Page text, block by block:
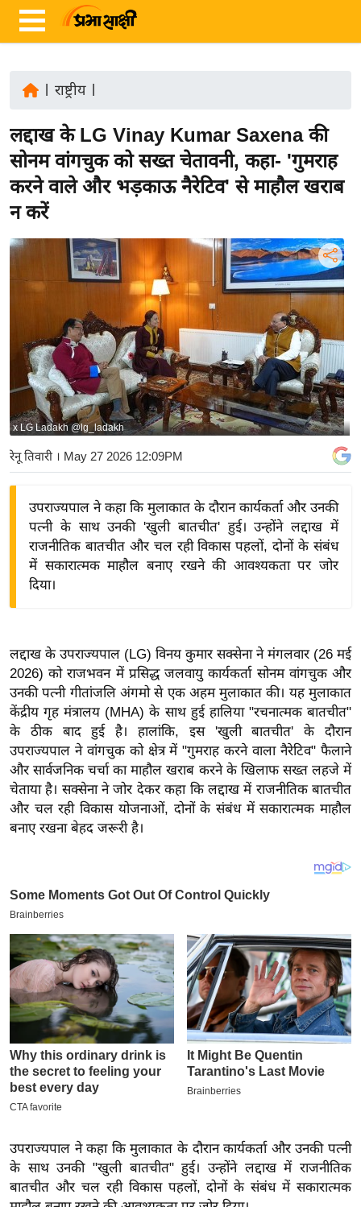
ज़ा
ख
र
ष्ट्री
र्रा
ष्ट्री
ज़
ने
स
द्यो
ष
ज्ञ
रा
य
ब
ज
ट
खे
I
P
L
2
0
6
क्रा
इ
ई
-
पे
राष्ट्रीय|
लद्दाख के LG Vinay Kumar Saxena की
सोनम वांगचुक को सख्त चेतावनी, कहा- 'गुमराह
करने वाले और भड़काऊ नैरेटिव' से माहौल खराब
न करें
x LG Ladakh @lg_ladakh
रेनू तिवारी । May 27 2026 12:09PM
उपराज्यपाल ने कहा कि मुलाकात के दौरान कार्यकर्ता और उनकी
पत्नी के साथ उनकी 'खुली बातचीत' हुई। उन्होंने लद्दाख में
राजनीतिक बातचीत और चल रही विकास पहलों, दोनों के संबंध
में सकारात्मक माहौल बनाए रखने की आवश्यकता पर जोर
दिया।
लद्दाख के उपराज्यपाल (LG) विनय कुमार सक्सेना ने मंगलवार (26 मई
2026) को राजभवन में प्रसिद्ध जलवायु कार्यकर्ता सोनम वांगचुक और
उनकी पत्नी गीतांजलि अंगमो से एक अहम मुलाकात की। यह मुलाकात
केंद्रीय गृह मंत्रालय (MHA) के साथ हुई हालिया "रचनात्मक बातचीत"
के ठीक बाद हुई है। हालांकि, इस 'खुली बातचीत' के दौरान
उपराज्यपाल ने वांगचुक को क्षेत्र में "गुमराह करने वाला नैरेटिव" फैलाने
और सार्वजनिक चर्चा का माहौल खराब करने के खिलाफ सख्त लहजे में
चेताया है। सक्सेना ने जोर देकर कहा कि लद्दाख में राजनीतिक बातचीत
और चल रही विकास योजनाओं, दोनों के संबंध में सकारात्मक माहौल
बनाए रखना बेहद जरूरी है।
उपराज्यपाल ने कहा कि मुलाकात के दौरान कार्यकर्ता और उनकी पत्नी
के साथ उनकी "खुली बातचीत" हुई। उन्होंने लद्दाख में राजनीतिक
बातचीत और चल रही विकास पहलों, दोनों के संबंध में सकारात्मक